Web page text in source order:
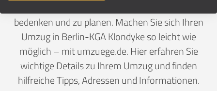
bedenken und zu planen. Machen Sie sich Ihren
Umzug in Berlin-KGA Klondyke so leicht wie
möglich – mit umzuege.de. Hier erfahren Sie
wichtige Details zu Ihrem Umzug und finden
hilfreiche Tipps, Adressen und Informationen.